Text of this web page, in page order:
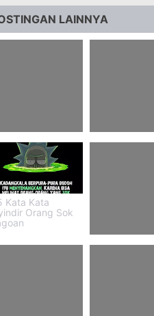
LAINNYA
Kata Kata
Ekonomi
70+ Kata Kata
Kata Kata
Orang Sok
21+ Pubg